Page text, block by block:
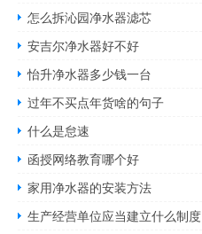
怎么拆沁园净水器滤芯
安吉尔净水器好不好
怡升净水器多少钱一台
过年不买点年货啥的句子
什么是怠速
函授网络教育哪个好
家用净水器的安装方法